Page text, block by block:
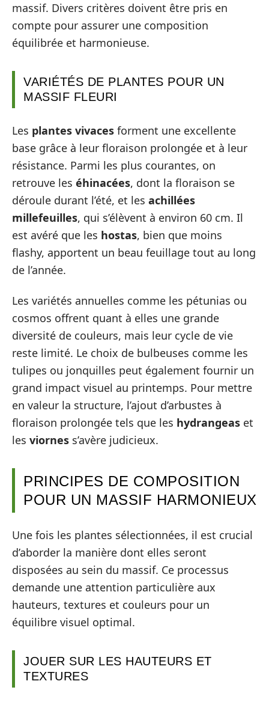
massif. Divers critères doivent être pris en
compte pour assurer une composition
équilibrée et harmonieuse.
VARIÉTÉS DE PLANTES POUR UN
MASSIF FLEURI
Les plantes vivaces forment une excellente
base grâce à leur floraison prolongée et à leur
résistance. Parmi les plus courantes, on
retrouve les éhinacées, dont la floraison se
déroule durant l’été, et les achillées
millefeuilles, qui s’élèvent à environ 60 cm. Il
est avéré que les hostas, bien que moins
flashy, apportent un beau feuillage tout au long
de l’année.
Les variétés annuelles comme les pétunias ou
cosmos offrent quant à elles une grande
diversité de couleurs, mais leur cycle de vie
reste limité. Le choix de bulbeuses comme les
tulipes ou jonquilles peut également fournir un
grand impact visuel au printemps. Pour mettre
en valeur la structure, l’ajout d’arbustes à
floraison prolongée tels que les hydrangeas et
les viornes s’avère judicieux.
PRINCIPES DE COMPOSITION
POUR UN MASSIF HARMONIEUX
Une fois les plantes sélectionnées, il est crucial
d’aborder la manière dont elles seront
disposées au sein du massif. Ce processus
demande une attention particulière aux
hauteurs, textures et couleurs pour un
équilibre visuel optimal.
JOUER SUR LES HAUTEURS ET
TEXTURES